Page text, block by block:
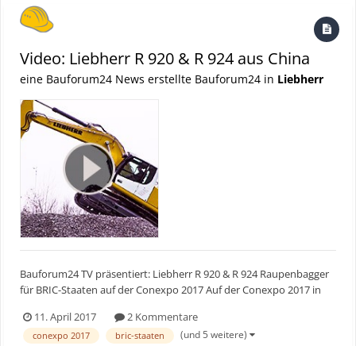
Video: Liebherr R 920 & R 924 aus China
eine Bauforum24 News erstellte Bauforum24 in Liebherr
Bauforum24 TV präsentiert: Liebherr R 920 & R 924 Raupenbagger
für BRIC-Staaten auf der Conexpo 2017 Auf der Conexpo 2017 in
Staaten Brasilien, Russland, Indien und China, mit niedrigen
Abgasnormen entwickelt wurden....
11. April 2017 2 Kommentare
conexpo 2017 bric-staaten (und 5 weitere)